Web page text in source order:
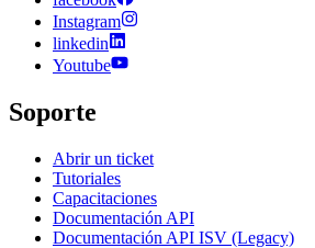
Instagram
linkedin
Youtube
Soporte
Abrir un ticket
Tutoriales
Capacitaciones
Documentación API
Documentación API ISV (Legacy)